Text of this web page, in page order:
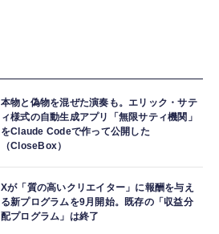
本物と偽物を混ぜた演奏も。エリック・サテ
ィ様式の自動生成アプリ「無限サティ機関」
をClaude Codeで作って公開した
（CloseBox）
Xが「質の高いクリエイター」に報酬を与え
る新プログラムを9月開始。既存の「収益分
配プログラム」は終了